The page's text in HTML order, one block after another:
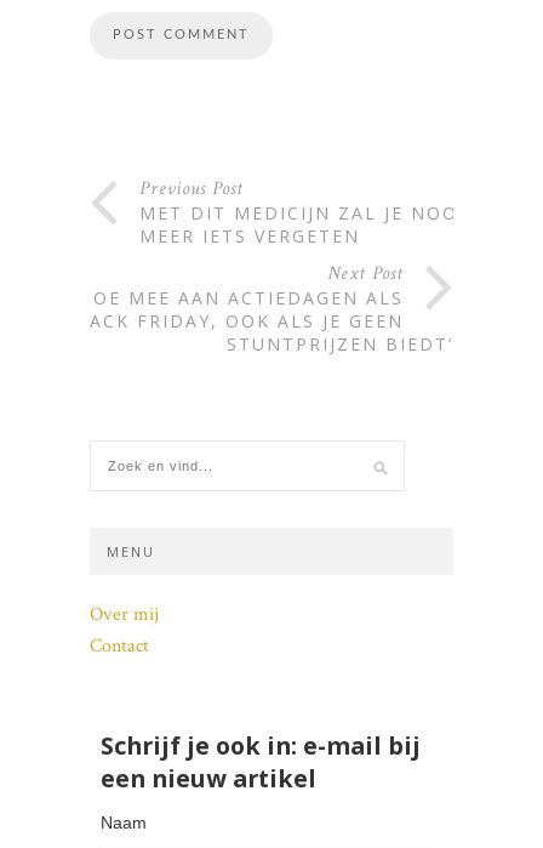
Previous Post
MET DIT MEDICIJN ZAL JE NOOIT
MEER IETS VERGETEN
Next Post
‘DOE MEE AAN ACTIEDAGEN ALS
BLACK FRIDAY, OOK ALS JE GEEN
STUNTPRIJZEN BIEDT’
MENU
Over mij
Contact
Schrijf je ook in: e-mail bij
een nieuw artikel
Naam